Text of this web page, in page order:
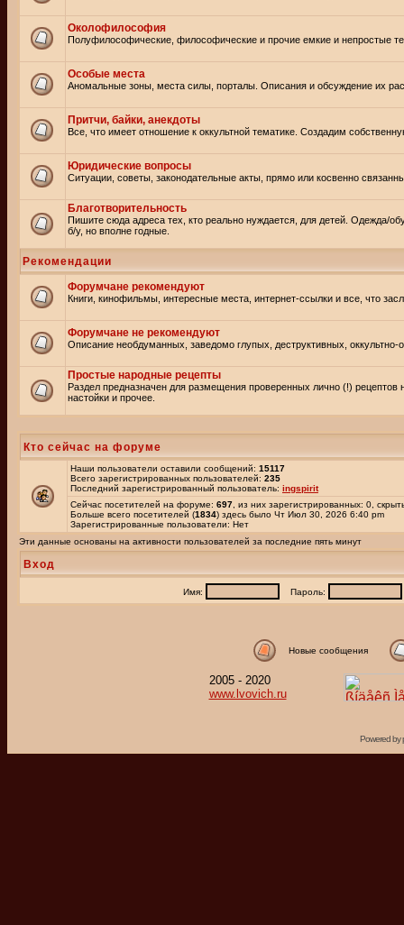
Околофилософия
Полуфилософические, философические и прочие емкие и непростые
Особые места
Аномальные зоны, места силы, порталы. Описания и обсуждение их
Притчи, байки, анекдоты
Все, что имеет отношение к оккультной тематике. Создадим
Юридические вопросы
Ситуации, советы, законодательные акты, прямо или косвенно
Благотворительность
Пишите сюда адреса тех, кто реально нуждается, для детей. Одежда/
б/у, но вполне годные.
Рекомендации
Форумчане рекомендуют
Книги, кинофильмы, интересные места, интернет-ссылки и все, что
Форумчане не рекомендуют
Описание необдуманных, заведомо глупых, деструктивных, оккультно-
Простые народные рецепты
Раздел предназначен для размещения проверенных лично (!)
настойки и прочее.
Кто сейчас на форуме
Наши пользователи оставили сообщений: 15117
Всего зарегистрированных пользователей: 235
Последний зарегистрированный пользователь: ingspirit
Сейчас посетителей на форуме: 697 , из них зарегистрированных: 0,
Больше всего посетителей (1834) здесь было Чт Июл 30, 2026 6:40 pm
Зарегистрированные пользователи: Нет
Эти данные основаны на активности пользователей за последние пять минут
Вход
Имя: Пароль:
Новые сообщения
2005 - 2020
www.lvovich.ru
Powered by